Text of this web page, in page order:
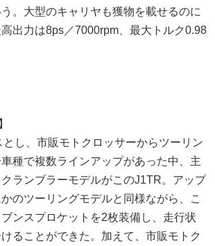
。大型のキャリヤも獲物を載せるのに
出力は8ps／7000rpm、最大トルク0.98
し、市販モトクロッサーからツーリン
種で複数ラインアップがあった中、主
ランブラーモデルがこのJ1TR。アップ
のツーリングモデルと同様ながら、こ
ンスプロケットを2枚装備し、走行状
ることができた。加えて、市販モトク